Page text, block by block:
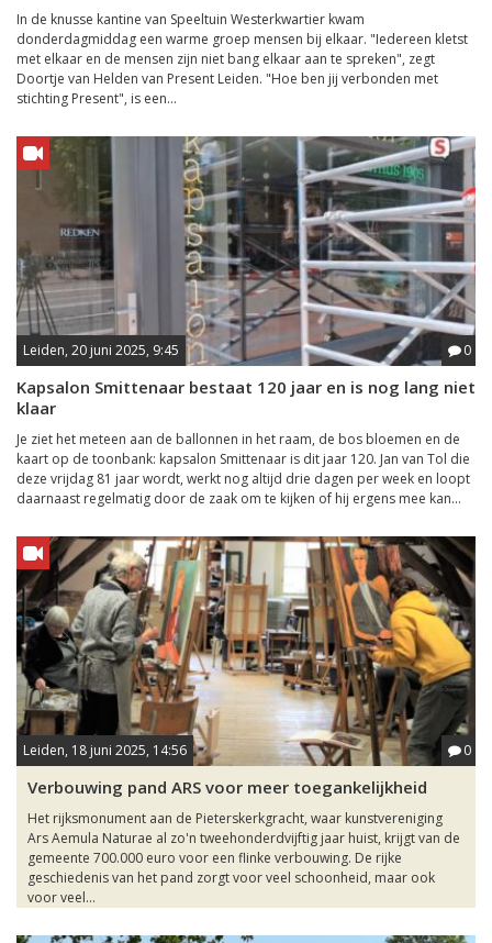
In de knusse kantine van Speeltuin Westerkwartier kwam
donderdagmiddag een warme groep mensen bij elkaar. "Iedereen kletst
met elkaar en de mensen zijn niet bang elkaar aan te spreken", zegt
Doortje van Helden van Present Leiden. "Hoe ben jij verbonden met
stichting Present", is een...
Leiden, 20 juni 2025, 9:45 0
Kapsalon Smittenaar bestaat 120 jaar en is nog lang niet
klaar
Je ziet het meteen aan de ballonnen in het raam, de bos bloemen en de
kaart op de toonbank: kapsalon Smittenaar is dit jaar 120. Jan van Tol die
deze vrijdag 81 jaar wordt, werkt nog altijd drie dagen per week en loopt
daarnaast regelmatig door de zaak om te kijken of hij ergens mee kan...
Leiden, 18 juni 2025, 14:56 0
Verbouwing pand ARS voor meer toegankelijkheid
Het rijksmonument aan de Pieterskerkgracht, waar kunstvereniging
Ars Aemula Naturae al zo'n tweehonderdvijftig jaar huist, krijgt van de
gemeente 700.000 euro voor een flinke verbouwing. De rijke
geschiedenis van het pand zorgt voor veel schoonheid, maar ook
voor veel...